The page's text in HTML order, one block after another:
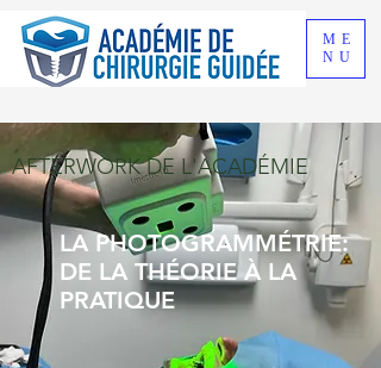
ME
NU
AFTERWORK DE L'ACADÉMIE
LA PHOTOGRAMMÉTRIE:
DE LA THÉORIE À LA
PRATIQUE